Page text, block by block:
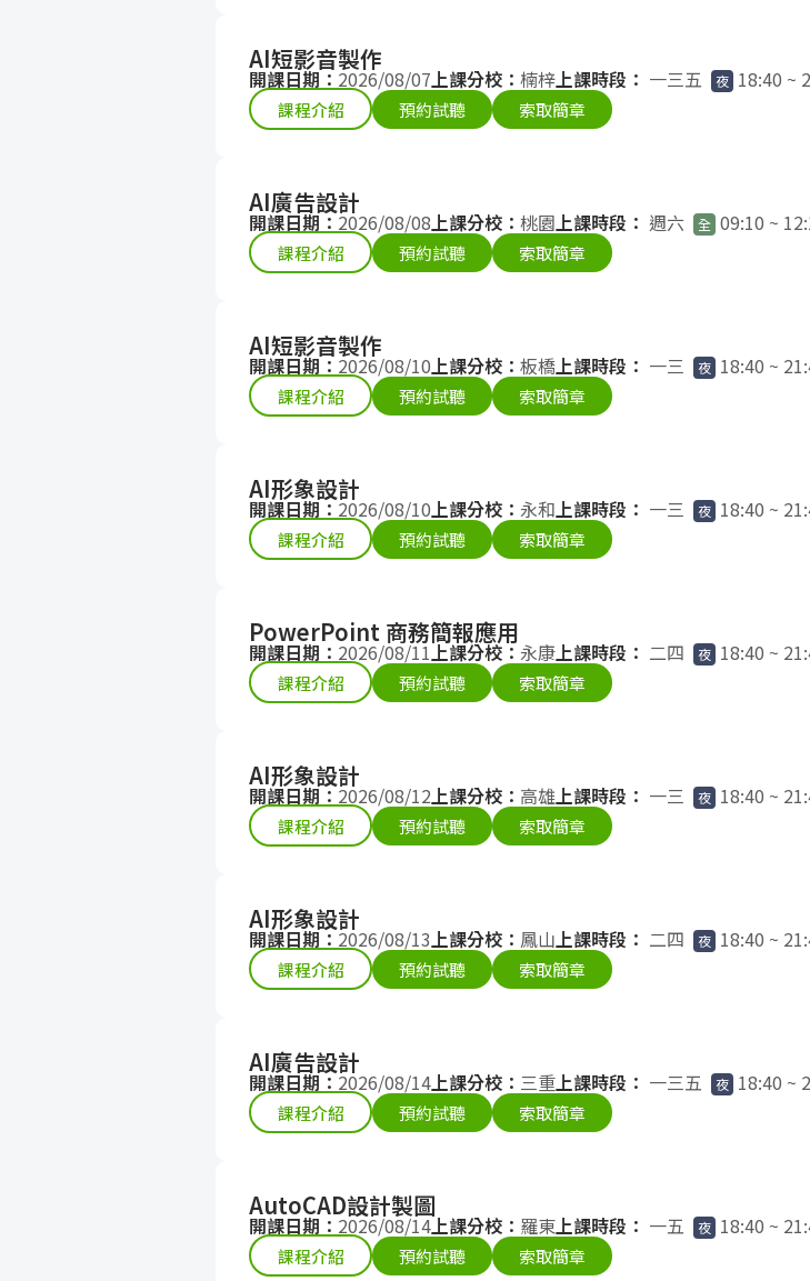
AI短影音製作
開課日期：2026/08/07上課分校： 楠梓上課時段： 一三五 夜 18:40 ~
課程介紹 預約試聽 索取簡章
AI廣告設計
開課日期：2026/08/08上課分校： 桃園上課時段： 週六 全 09:10 ~
課程介紹 預約試聽 索取簡章
AI短影音製作
開課日期：2026/08/10上課分校： 板橋上課時段： 一三 夜 18:40 ~
課程介紹 預約試聽 索取簡章
AI形象設計
開課日期：2026/08/10上課分校： 永和上課時段： 一三 夜 18:40 ~
課程介紹 預約試聽 索取簡章
PowerPoint 商務簡報應用
開課日期： 2026/08/11上課分校：永康上課時段： 二四 夜 18:40 ~
課程介紹 預約試聽 索取簡章
AI形象設計
開課日期：2026/08/12上課分校： 高雄上課時段： 一三 夜 18:40 ~
課程介紹 預約試聽 索取簡章
AI形象設計
開課日期：2026/08/13上課分校： 鳳山上課時段： 二四 夜 18:40 ~
課程介紹 預約試聽 索取簡章
AI廣告設計
開課日期：2026/08/14上課分校： 三重上課時段： 一三五 夜 18:40 ~
課程介紹 預約試聽 索取簡章
AutoCAD設計製圖
開課日期： 2026/08/14上課分校： 羅東上課時段： 一五 夜 18:40 ~
課程介紹 預約試聽 索取簡章